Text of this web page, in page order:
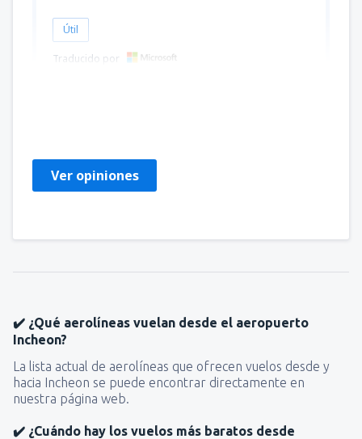
Útil
Traducido por
Ver opiniones
✔️ ¿Qué aerolíneas vuelan desde el aeropuerto
Incheon?
La lista actual de aerolíneas que ofrecen vuelos desde y
hacia Incheon se puede encontrar directamente en
nuestra página web.
✔️ ¿Cuándo hay los vuelos más baratos desde